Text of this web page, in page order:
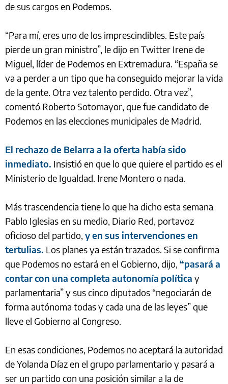
de sus cargos en Podemos.
“Para mí, eres uno de los imprescindibles. Este país
pierde un gran ministro”, le dijo en Twitter Irene de
Miguel, líder de Podemos en Extremadura. “España se
va a perder a un tipo que ha conseguido mejorar la vida
de la gente. Otra vez talento perdido. Otra vez”,
comentó Roberto Sotomayor, que fue candidato de
Podemos en las elecciones municipales de Madrid.
El rechazo de Belarra a la oferta había sido
inmediato. Insistió en que lo que quiere el partido es el
Ministerio de Igualdad. Irene Montero o nada.
Más trascendencia tiene lo que ha dicho esta semana
Pablo Iglesias en su medio, Diario Red, portavoz
oficioso del partido, y en sus intervenciones en
tertulias. Los planes ya están trazados. Si se confirma
que Podemos no estará en el Gobierno, dijo, “pasará a
contar con una completa autonomía política y
parlamentaria” y sus cinco diputados “negociarán de
forma autónoma todas y cada una de las leyes” que
lleve el Gobierno al Congreso.
En esas condiciones, Podemos no aceptará la autoridad
de Yolanda Díaz en el grupo parlamentario y pasará a
ser un partido con una posición similar a la de